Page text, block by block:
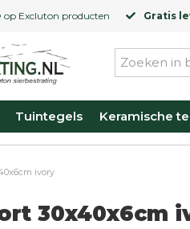
op Excluton producten Gratis
Tuintegels Keramische
ivory
30x40x6cm